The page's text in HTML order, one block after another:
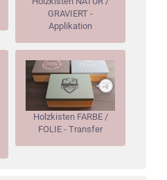
GRAVIERT -
Applikation
Holzkisten FARBE /
FOLIE - Transfer